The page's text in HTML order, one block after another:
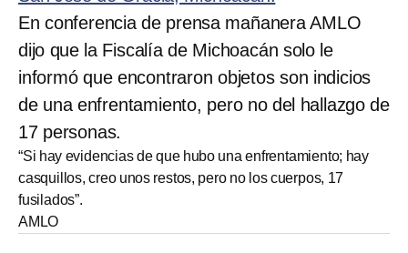
En conferencia de prensa mañanera AMLO
dijo que la Fiscalía de Michoacán solo le
informó que encontraron objetos son indicios
de una enfrentamiento, pero no del hallazgo de
17 personas.
“Si hay evidencias de que hubo una enfrentamiento; hay
casquillos, creo unos restos, pero no los cuerpos, 17
fusilados”.
AMLO